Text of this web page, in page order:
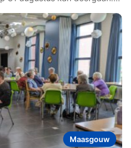
Maasgouw